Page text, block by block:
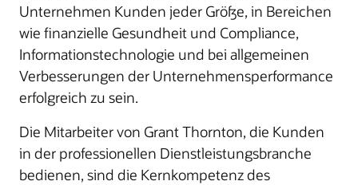
Unternehmen Kunden jeder Größe, in Bereichen
wie finanzielle Gesundheit und Compliance,
Informationstechnologie und bei allgemeinen
Verbesserungen der Unternehmensperformance
erfolgreich zu sein.
Die Mitarbeiter von Grant Thornton, die Kunden
in der professionellen Dienstleistungsbranche
bedienen, sind die Kernkompetenz des